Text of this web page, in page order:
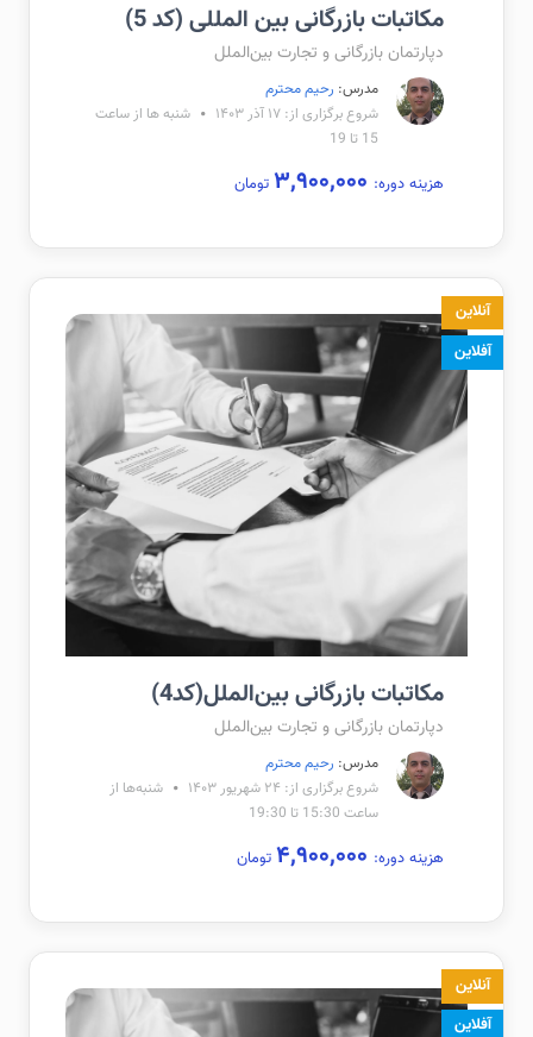
مکاتبات بازرگانی بین المللی (کد 5)
دپارتمان بازرگانی و تجارت بین‌الملل
مدرس: رحیم محترم
شروع برگزاری از: ۱۷ آذر ۱۴۰۳
شنبه ها از ساعت
15 تا 19
هزینه دوره: تومان
آنلاین
آفلاین
مکاتبات بازرگانی بین‌الملل(کد4)
دپارتمان بازرگانی و تجارت بین‌الملل
مدرس: رحیم محترم
شروع برگزاری از: ۲۴ شهریور ۱۴۰۳
شنبه‌ها از
ساعت 15:30 تا 19:30
هزینه دوره: تومان
آنلاین
آفلاین